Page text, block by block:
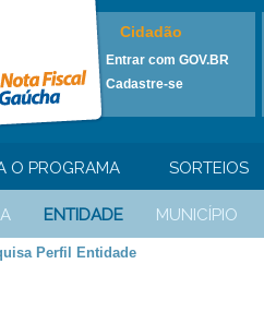
Cidadão
Entrar com GOV.BR
Cadastre-se
ENTIDADE MUNICÍPIO
O PROGRAMA SORTEIOS
Perfil Entidade